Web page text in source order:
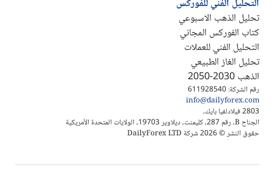
رقم الشركة: 611928540
info@dailyforex.com
2803 فيلادلفيا بايك،
الجناح B، رقم 287، كليمنت، ديلاوير 19703، الولايات المتحدة الأمريكية
حقوق النشر © 2026 شركة DailyForex LTD
التحليل الفني للفوركس
تحليل الذهب الاسبوعي
كتاب الفوركس المجاني
التحليل الفني للعملات
تحليل الغاز الطبيعي
الذهب 2030-2050